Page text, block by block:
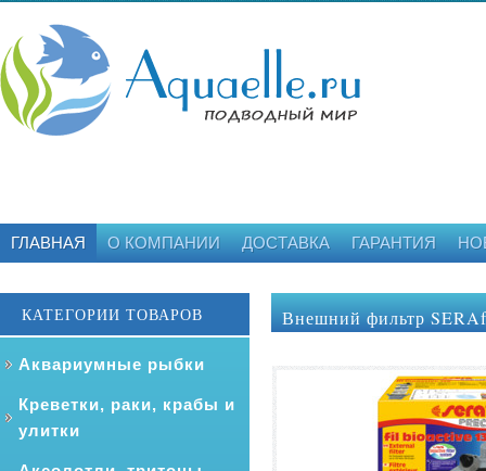
ГЛАВНАЯ О КОМПАНИИ ДОСТАВКА ГАРАНТИЯ
КАТЕГОРИИ ТОВАРОВ
Аквариумные рыбки
Креветки, раки, крабы и
улитки
Внешний фильтр